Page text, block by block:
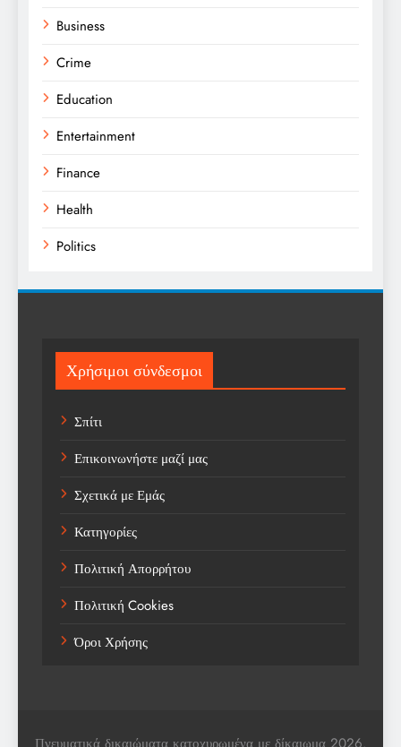
Business
Crime
Education
Entertainment
Finance
Health
Politics
Sport
Sports
Technology
Trending
Weather
Αγορά
Αγορά Εργασίας
Αγροτικά Νέα
Αεροπορία
Χρήσιμοι σύνδεσμοι
Σπίτι
Επικοινωνήστε μαζί μας
Σχετικά με Εμάς
Κατηγορίες
Πολιτική Απορρήτου
Πολιτική Cookies
Όροι Χρήσης